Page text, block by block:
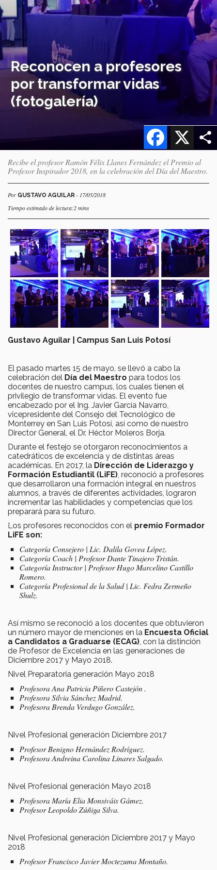
Reconocen a profesores
por transformar vidas
(fotogalería)
X
Facebook
Recibe el profesor Ramón Félix Llanes Fernández el Premio al
Profesor Inspirador 2018, en la celebración del Día del Maestro.
Por GUSTAVO AGUILAR - 17/05/2018
Tiempo estimado de lectura:2 mins
Gustavo Aguilar | Campus San Luis Potosí
El pasado martes 15 de mayo, se llevó a cabo la
celebración del Día del Maestro para todos los
docentes de nuestro campus, los cuales tienen el
privilegio de transformar vidas. El evento fue
encabezado por el Ing. Javier García Navarro,
vicepresidente del Consejo del Tecnológico de
Monterrey en San Luis Potosí, así como de nuestro
Director General, el Dr. Héctor Moleros Borja.
Durante el festejo se otorgaron reconocimientos a
catedráticos de excelencia y de distintas áreas
académicas. En 2017, la Dirección de Liderazgo y
Formación Estudiantil (LiFE) , reconoció a profesores
que desarrollaron una formación integral en nuestros
alumnos, a través de diferentes actividades, lograron
incrementar las habilidades y competencias que los
preparará para su futuro.
Los profesores reconocidos con el premio Formador
LiFE son:
Categoría Consejero | Lic. Dalila Govea López.
Categoría Coach | Profesor Dante Tinajero Tristán.
Categoría Instructor | Profesor Hugo Marcelino Castillo
Romero.
Categoría Profesional de la Salud | Lic. Fedra Zermeño
Shulz.
Así mismo se reconoció a los docentes que obtuvieron
un número mayor de menciones en la Encuesta Oficial
a Candidatos a Graduarse (ECAG) , con la distinción
de Profesor de Excelencia en las generaciones de
Diciembre 2017 y Mayo 2018.
Nivel Preparatoria generación Mayo 2018
Profesora Ana Patricia Piñero Castejón .
Profesora Silvia Sánchez Madrid.
Profesora Brenda Verdugo González.
Nivel Profesional generación Diciembre 2017
Profesor Benigno Hernández Rodríguez.
Profesora Andreina Carolina Linares Salgado.
Nivel Profesional generación Mayo 2018
Profesora María Elia Monsiváis Gámez.
Profesor Leopoldo Zúñiga Silva.
Nivel Profesional generación Diciembre 2017 y Mayo
2018
Profesor Francisco Javier Moctezuma Montaño.